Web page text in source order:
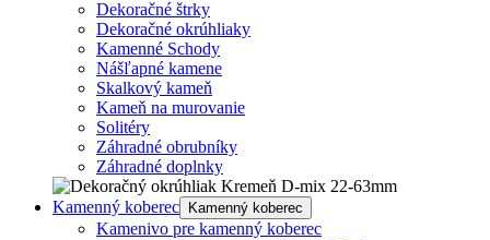
Dekoračné štrky
Dekoračné okrúhliaky
Kamenné Schody
Nášľapné kamene
Skalkový kameň
Kameň na murovanie
Solitéry
Záhradné obrubníky
Záhradné doplnky
Kamenný koberec Kamenný koberec
Kamenivo pre kamenný koberec